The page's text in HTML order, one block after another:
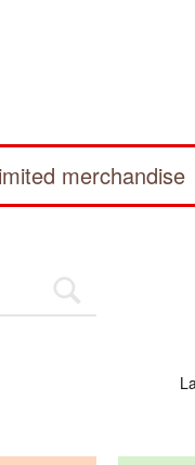
merchandise